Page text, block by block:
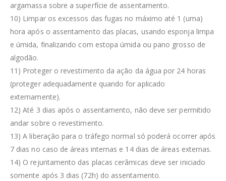
argamassa sobre a superfície de assentamento.
10) Limpar os excessos das fugas no máximo até 1 (uma)
hora após o assentamento das placas, usando esponja limpa
e úmida, finalizando com estopa úmida ou pano grosso de
algodão.
11) Proteger o revestimento da ação da água por 24 horas
(proteger adequadamente quando for aplicado
externamente).
12) Até 3 dias após o assentamento, não deve ser permitido
andar sobre o revestimento.
13) A liberação para o tráfego normal só poderá ocorrer após
7 dias no caso de áreas internas e 14 dias de áreas externas.
14) O rejuntamento das placas cerâmicas deve ser iniciado
somente após 3 dias (72h) do assentamento.